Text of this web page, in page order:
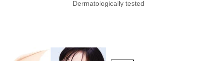
Dermatologically tested